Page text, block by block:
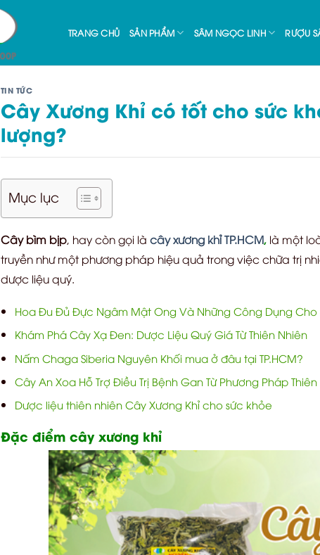
TRANG CHỦ SẢN PHẨM SÂM NGỌC LINH RƯỢU
TIN TỨC
Cây Xương Khỉ có tốt cho sức
lượng?
Mục lục
Cây bìm bịp, hay còn gọi là cây xương khỉ TP.HCM, là một
truyền như một phương pháp hiệu quả trong việc chữa trị
dược liệu quý.
Hoa Đu Đủ Đực Ngâm Mật Ong Và Những Công Dụng Cho
Khám Phá Cây Xạ Đen: Dược Liệu Quý Giá Từ Thiên Nhiên
Nấm Chaga Siberia Nguyên Khối mua ở đâu tại TP.HCM?
Cây An Xoa Hỗ Trợ Điều Trị Bệnh Gan Từ Phương Pháp
Dược liệu thiên nhiên Cây Xương Khỉ cho sức khỏe
Đặc điểm cây xương khỉ